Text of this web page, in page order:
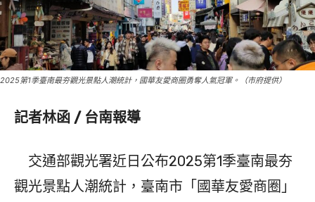
2025第1季臺南最夯觀光景點人潮統計，國華友愛商圈勇奪人氣冠軍。（市府提供）
記者林函 / 台南報導
交通部觀光署近日公布2025第1季臺南最夯
觀光景點人潮統計，臺南市「國華友愛商圈」